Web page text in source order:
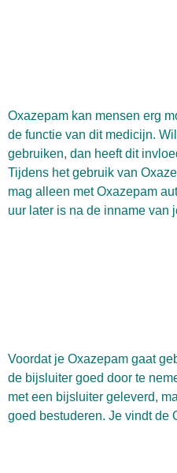
Oxazepam kan mensen erg
de functie van dit medicijn.
gebruiken, dan heeft dit
Tijdens het gebruik van
mag alleen met Oxazepam
uur later is na de inname van
Voordat je Oxazepam gaat
de bijsluiter goed door te
met een bijsluiter geleverd,
goed bestuderen. Je vindt de